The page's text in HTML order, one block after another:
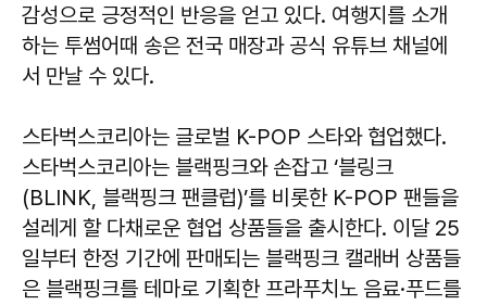
감성으로 긍정적인 반응을 얻고 있다. 여행지를 소개
하는 투썸어때 송은 전국 매장과 공식 유튜브 채널에
서 만날 수 있다.
스타벅스코리아는 글로벌 K-POP 스타와 협업했다.
스타벅스코리아는 블랙핑크와 손잡고 ‘블링크
(BLINK, 블랙핑크 팬클럽)’를 비롯한 K-POP 팬들을
설레게 할 다채로운 협업 상품들을 출시한다. 이달 25
일부터 한정 기간에 판매되는 블랙핑크 캘래버 상품들
은 블랙핑크를 테마로 기획한 프라푸치노 음료·푸드를